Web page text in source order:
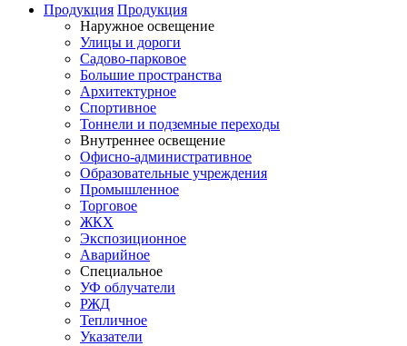
Продукция Продукция
Наружное освещение
Улицы и дороги
Садово-парковое
Большие пространства
Архитектурное
Спортивное
Тоннели и подземные переходы
Внутреннее освещение
Офисно-административное
Образовательные учреждения
Промышленное
Торговое
ЖКХ
Экспозиционное
Аварийное
Специальное
УФ облучатели
РЖД
Тепличное
Указатели